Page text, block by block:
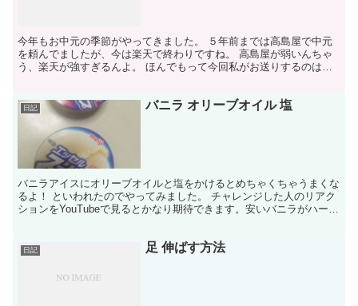
今年もお中元の季節がやってきました。 ５年前までは高島屋で中元
を頼んでましたが、今は楽天で終わりですね。 高島屋が弱いんちゃ
う、楽天が強すぎるんよ。 ほんでもって今回私がお送りするのは、
日記 バニラ オリーブオイル 塩
バニラアイスにオリーブオイルと塩をかけるとめちゃくちゃうまくな
るよ！ といわれたのでやってみました。 チャレンジした人のリアク
ションをYouTubeで見るとかなり期待できます。安いバニラがハーゲ
日記 足 伸ばす方法